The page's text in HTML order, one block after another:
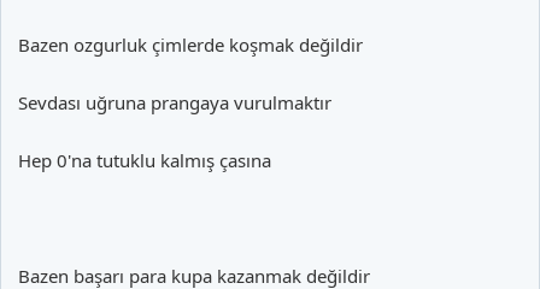
Bazen ozgurluk çimlerde koşmak değildir
Sevdası uğruna prangaya vurulmaktır
Hep 0'na tutuklu kalmış çasına
Bazen başarı para kupa kazanmak değildir